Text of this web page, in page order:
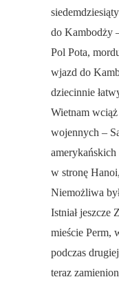
do Kambodży
Pol Pota,
wjazd do
dziecinnie
Wietnam wciąż
wojennych –
amerykańskich
w stronę
Niemożliwa
Istniał jeszcze
mieście Perm,
podczas
teraz